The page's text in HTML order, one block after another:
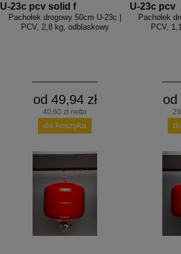
U-23c pcv solid f
Pachołek drogowy 50cm U-23c |
PCV, 2,8 kg, odblaskowy
od 49,94 zł
40,60 zł netto
do koszyka
U-23c pcv
Pachołek
PCV,
od